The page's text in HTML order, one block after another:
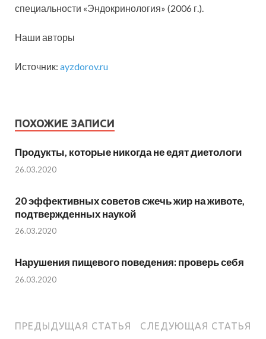
специальности «Эндокринология» (2006 г.).
Наши авторы
Источник: ayzdorov.ru
ПОХОЖИЕ ЗАПИСИ
Продукты, которые никогда не едят диетологи
26.03.2020
20 эффективных советов сжечь жир на животе,
подтвержденных наукой
26.03.2020
Нарушения пищевого поведения: проверь себя
26.03.2020
ПРЕДЫДУЩАЯ СТАТЬЯ СЛЕДУЮЩАЯ СТАТЬЯ